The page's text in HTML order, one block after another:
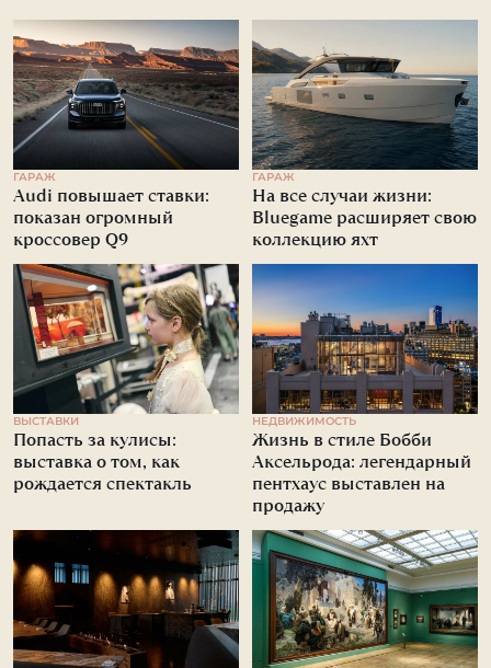
ГАРАЖ
Audi повышает ставки:
показан огромный
кроссовер Q9
ГАРАЖ
На все случаи жизни:
Bluegame расширяет свою
коллекцию яхт
ВЫСТАВКИ
Попасть за кулисы:
выставка о том, как
рождается спектакль
НЕДВИЖИМОСТЬ
Жизнь в стиле Бобби
Аксельрода: легендарный
пентхаус выставлен на
продажу